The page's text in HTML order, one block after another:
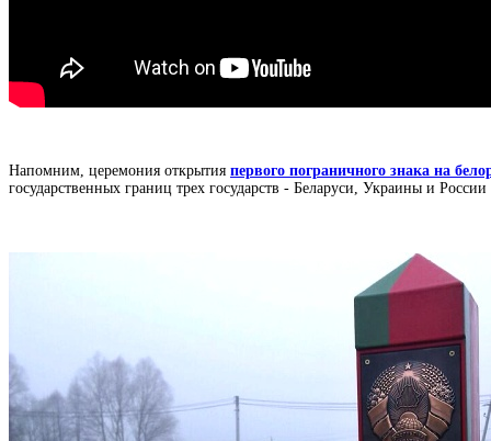
Напомним, церемония открытия первого пограничного знака на
государственных границ трех государств - Беларуси, Украины и